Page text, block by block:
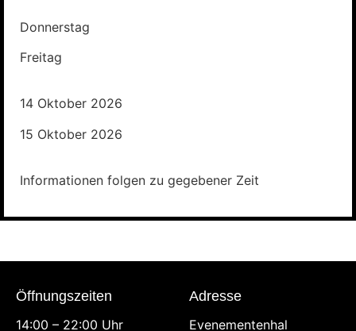
Donnerstag
Freitag
14 Oktober 2026
15 Oktober 2026
Informationen folgen zu gegebener Zeit
Öffnungszeiten
14:00 – 22:00 Uhr
Adresse
Evenementenhal